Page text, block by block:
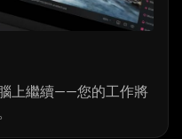
上繼續——您的工作將